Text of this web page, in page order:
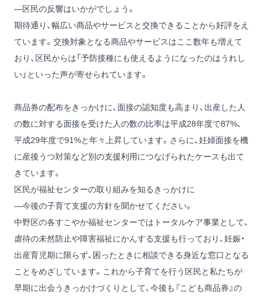
―区民の反響はいかがでしょう。
期待通り、幅広い商品やサービスと交換できることから好評をえ
ています。交換対象となる商品やサービスはここ数年も増えて
おり、区民からは「予防接種にも使えるようになったのはうれし
い」といった声が寄せられています。
商品券の配布をきっかけに、面接の認知度も高まり、出産した人
の数に対する面接を受けた人の数の比率は平成28年度で87%、
平成29年度で91%と年々上昇しています。さらに、妊婦面接を機
に産後うつ対策など別の支援利用につなげられたケースも出て
きています。
区民が福祉センターの取り組みを知るきっかけに
―今後の子育て支援の方針を聞かせてください。
中野区の各すこやか福祉センターではトータルケア事業として、
虐待の未然防止や障害福祉にかんする支援も行っており、妊娠・
出産育児期に限らず、困ったときに相談できる身近な窓口となる
ことをめざしています。これから子育てを行う区民と私たちが
早期に出会うきっかけづくりとして、今後も『こども商品券』の